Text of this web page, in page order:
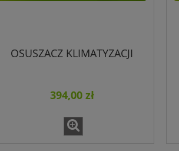
OSUSZACZ KLIMATYZACJI
394,00 zł